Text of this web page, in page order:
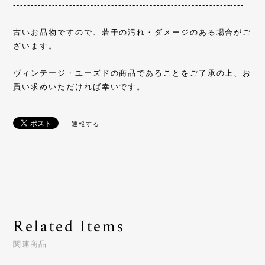
------------------------------------------------------------------
古いお品物ですので、若干の汚れ・ダメージのある場合がご
ざいます。
ヴィンテージ・ユーズドの商品であることをご了承の上、お
買い求めいただければ幸いです。
通報する
Related Items
関連商品